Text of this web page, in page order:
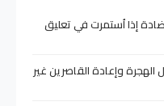
إذا اُستمرت في تعليق
الهجرة وإعادة القاصرين غير